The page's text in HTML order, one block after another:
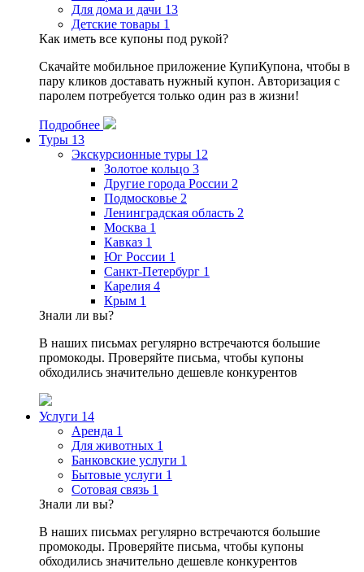
Для дома и дачи 13
Детские товары 1
Как иметь все купоны под рукой?
Скачайте мобильное приложение КупиКупона, чтобы в
пару кликов доставать нужный купон. Авторизация с
паролем потребуется только один раз в жизни!
Подробнее
Туры 13
Экскурсионные туры 12
Золотое кольцо 3
Другие города России 2
Подмосковье 2
Ленинградская область 2
Москва 1
Кавказ 1
Юг России 1
Санкт-Петербург 1
Карелия 4
Крым 1
Знали ли вы?
В наших письмах регулярно встречаются большие
промокоды. Проверяйте письма, чтобы купоны
обходились значительно дешевле конкурентов
Услуги 14
Аренда 1
Для животных 1
Банковские услуги 1
Бытовые услуги 1
Сотовая связь 1
Знали ли вы?
В наших письмах регулярно встречаются большие
промокоды. Проверяйте письма, чтобы купоны
обходились значительно дешевле конкурентов